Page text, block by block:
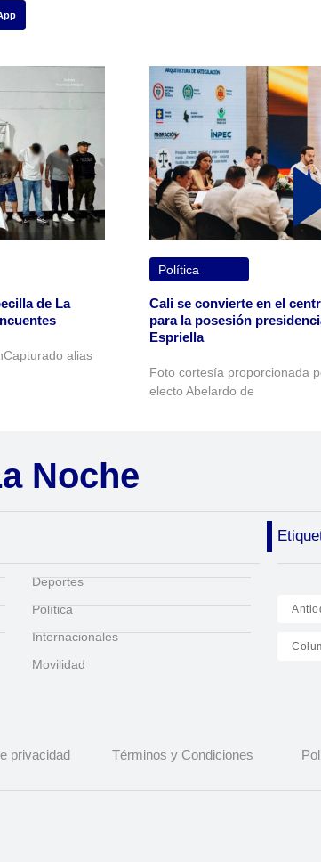
de La
alias
Política
Cali se convierte en el
para la posesión
Espriella
Foto cortesía proporcionada
electo Abelardo de
Noche
Deportes
Política
Internacionales
Movilidad
privacidad Términos y Condiciones